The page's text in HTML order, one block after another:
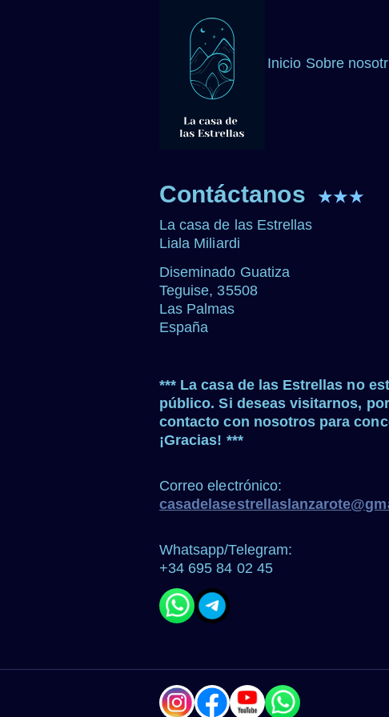
Inicio Sobre
Contáctanos ★★★
La casa de las Estrellas
Liala Miliardi
Diseminado Guatiza
Teguise, 35508
Las Palmas
España
*** La casa de las Estrellas no
público. Si deseas visitarnos,
contacto con nosotros para
¡Gracias! ***
Correo electrónico:
Whatsapp/Telegram:
+34 695 84 02 45